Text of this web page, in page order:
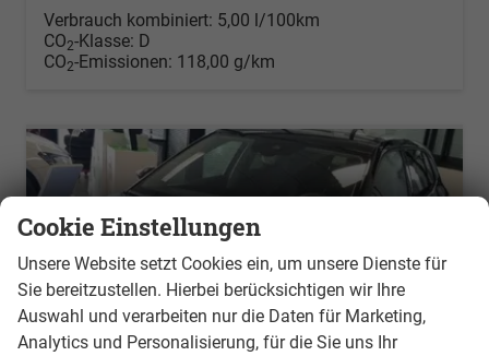
Verbrauch kombiniert: 5,00 l/100km
CO2-Klasse: D
CO2-Emissionen: 118,00 g/km
Cookie Einstellungen
Unsere Website setzt Cookies ein, um unsere Dienste für
Sie bereitzustellen. Hierbei berücksichtigen wir Ihre
Auswahl und verarbeiten nur die Daten für Marketing,
Analytics und Personalisierung, für die Sie uns Ihr